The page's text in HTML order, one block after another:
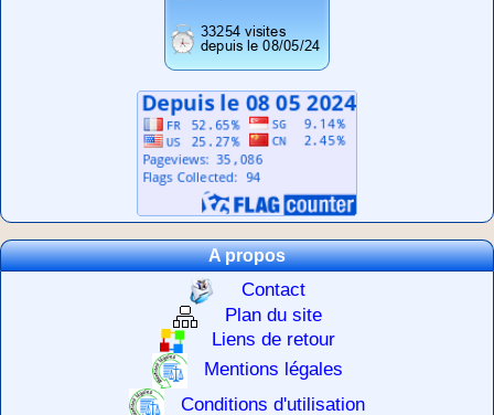
A propos
Contact
Plan du site
Liens de retour
Mentions légales
Conditions d'utilisation